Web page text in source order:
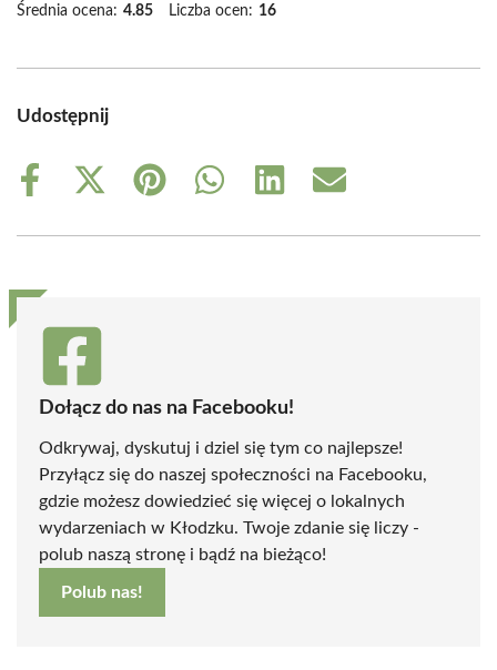
Średnia ocena: 4.85 Liczba ocen: 16
Udostępnij
Share
Share
(Twitter)
Share
Share
Share
Share
Dołącz do nas na Facebooku!
Odkrywaj, dyskutuj i dziel się tym co najlepsze!
Przyłącz się do naszej społeczności na Facebooku,
gdzie możesz dowiedzieć się więcej o lokalnych
wydarzeniach w Kłodzku. Twoje zdanie się liczy -
polub naszą stronę i bądź na bieżąco!
Polub nas!